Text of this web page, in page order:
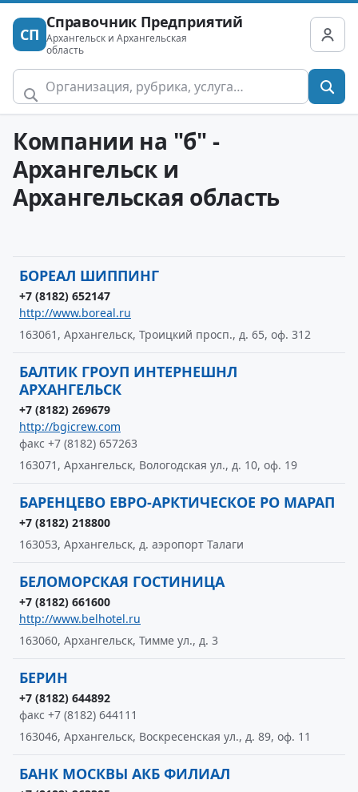
СП
Справочник Предприятий
Архангельск и Архангельская
область
Компании на "б" -
Архангельск и
Архангельская область
БОРЕАЛ ШИППИНГ
+7 (8182) 652147
http://www.boreal.ru
163061, Архангельск, Троицкий просп., д. 65, оф. 312
БАЛТИК ГРОУП ИНТЕРНЕШНЛ
АРХАНГЕЛЬСК
+7 (8182) 269679
http://bgicrew.com
факс +7 (8182) 657263
163071, Архангельск, Вологодская ул., д. 10, оф. 19
БАРЕНЦЕВО ЕВРО-АРКТИЧЕСКОЕ РО МАРАП
+7 (8182) 218800
163053, Архангельск, д. аэропорт Талаги
БЕЛОМОРСКАЯ ГОСТИНИЦА
+7 (8182) 661600
http://www.belhotel.ru
163060, Архангельск, Тимме ул., д. 3
БЕРИН
+7 (8182) 644892
факс +7 (8182) 644111
163046, Архангельск, Воскресенская ул., д. 89, оф. 11
БАНК МОСКВЫ АКБ ФИЛИАЛ